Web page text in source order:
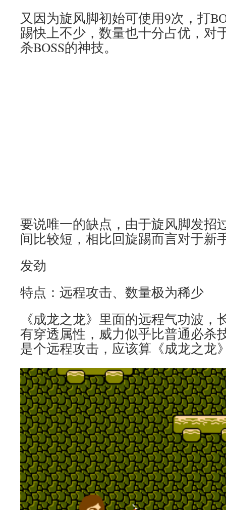
又因为旋风脚初始可使用9次，打
踢快上不少，数量也十分占优，对
杀BOSS的神技。
要说唯一的缺点，由于旋风脚发招
间比较短，相比回旋踢而言对于新
发劲
特点：远程攻击、数量极为稀少
《成龙之龙》里面的远程气功波，
有穿透属性，威力似乎比普通必杀
是个远程攻击，应该算《成龙之龙